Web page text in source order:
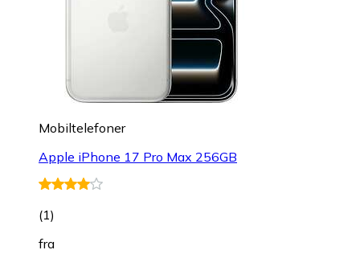
Mobiltelefoner
Apple iPhone 17 Pro Max 256GB
(1)
fra